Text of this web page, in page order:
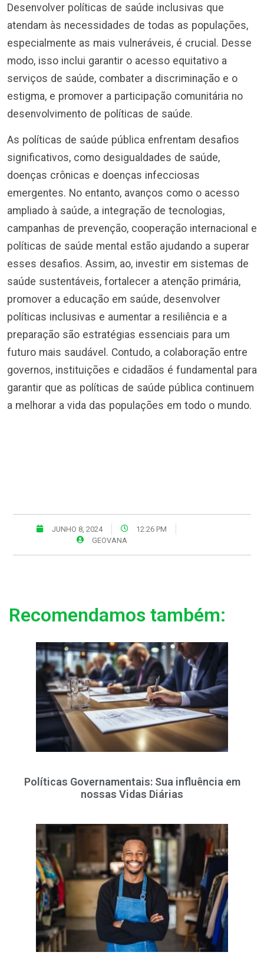
Desenvolver políticas de saúde inclusivas que
atendam às necessidades de todas as populações,
especialmente as mais vulneráveis, é crucial. Desse
modo, isso inclui garantir o acesso equitativo a
serviços de saúde, combater a discriminação e o
estigma, e promover a participação comunitária no
desenvolvimento de políticas de saúde.
As políticas de saúde pública enfrentam desafios
significativos, como desigualdades de saúde,
doenças crônicas e doenças infecciosas
emergentes. No entanto, avanços como o acesso
ampliado à saúde, a integração de tecnologias,
campanhas de prevenção, cooperação internacional e
políticas de saúde mental estão ajudando a superar
esses desafios. Assim, ao, investir em sistemas de
saúde sustentáveis, fortalecer a atenção primária,
promover a educação em saúde, desenvolver
políticas inclusivas e aumentar a resiliência e a
preparação são estratégias essenciais para um
futuro mais saudável. Contudo, a colaboração entre
governos, instituições e cidadãos é fundamental para
garantir que as políticas de saúde pública continuem
a melhorar a vida das populações em todo o mundo.
JUNHO 8, 2024
12:26 PM
GEOVANA
Recomendamos também:
Políticas Governamentais: Sua influência em
nossas Vidas Diárias